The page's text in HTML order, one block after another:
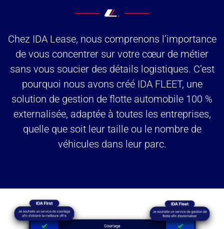
Chez IDA Lease, nous comprenons l’importance
de vous concentrer sur votre cœur de métier
sans vous soucier des détails logistiques. C’est
pourquoi nous avons créé IDA FLEET, une
solution de gestion de flotte automobile 100 %
externalisée, adaptée à toutes les entreprises,
quelle que soit leur taille ou le nombre de
véhicules dans leur parc.